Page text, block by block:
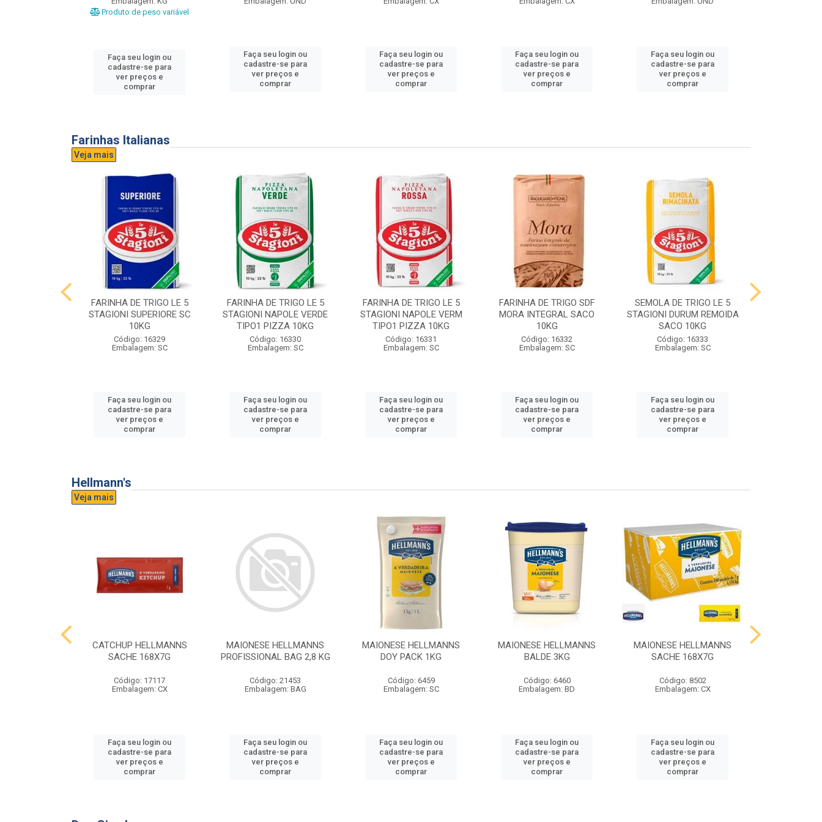
Produto de peso variável
Faça seu login ou
cadastre-se para
ver preços e
comprar
Faça seu login ou
cadastre-se para
ver preços e
comprar
Faça seu login ou
cadastre-se para
ver preços e
comprar
Faça seu login ou
cadastre-se para
ver preços e
comprar
Faça seu login ou
cadastre-se para
ver preços e
comprar
Farinhas Italianas
Veja mais
FARINHA DE TRIGO LE 5
STAGIONI SUPERIORE SC
10KG
Código: 16329
Embalagem: SC
Faça seu login ou
cadastre-se para
ver preços e
comprar
FARINHA DE TRIGO LE 5
STAGIONI NAPOLE VERDE
TIPO1 PIZZA 10KG
Código: 16330
Embalagem: SC
Faça seu login ou
cadastre-se para
ver preços e
comprar
FARINHA DE TRIGO LE 5
STAGIONI NAPOLE VERM
TIPO1 PIZZA 10KG
Código: 16331
Embalagem: SC
Faça seu login ou
cadastre-se para
ver preços e
comprar
FARINHA DE TRIGO SDF
MORA INTEGRAL SACO
10KG
Código: 16332
Embalagem: SC
Faça seu login ou
cadastre-se para
ver preços e
comprar
SEMOLA DE TRIGO LE 5
STAGIONI DURUM REMOIDA
SACO 10KG
Código: 16333
Embalagem: SC
Faça seu login ou
cadastre-se para
ver preços e
comprar
Hellmann's
Veja mais
CATCHUP HELLMANNS
SACHE 168X7G
Código: 17117
Embalagem: CX
Faça seu login ou
cadastre-se para
ver preços e
comprar
MAIONESE HELLMANNS
PROFISSIONAL BAG 2,8 KG
Código: 21453
Embalagem: BAG
Faça seu login ou
cadastre-se para
ver preços e
comprar
MAIONESE HELLMANNS
DOY PACK 1KG
Código: 6459
Embalagem: SC
Faça seu login ou
cadastre-se para
ver preços e
comprar
MAIONESE HELLMANNS
BALDE 3KG
Código: 6460
Embalagem: BD
Faça seu login ou
cadastre-se para
ver preços e
comprar
MAIONESE HELLMANNS
SACHE 168X7G
Código: 8502
Embalagem: CX
Faça seu login ou
cadastre-se para
ver preços e
comprar